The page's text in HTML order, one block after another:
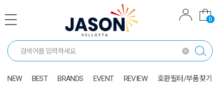
0
NEW BEST BRANDS EVENT REVIEW 호환필터/부품찾기